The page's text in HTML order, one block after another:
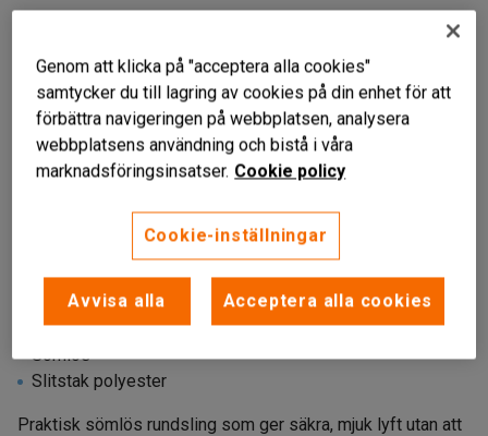
För mjuka lyft
Sömlös
Slitstak polyester
Praktisk sömlös rundsling som ger säkra, mjuk lyft utan att
Genom att klicka på "acceptera alla cookies"
samtycker du till lagring av cookies på din enhet för att
förbättra navigeringen på webbplatsen, analysera
webbplatsens användning och bistå i våra
marknadsföringsinsatser. Cookie policy
Cookie-inställningar
Avvisa alla Acceptera alla cookies